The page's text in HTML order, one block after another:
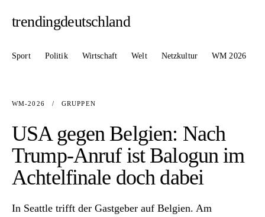
trendingdeutschland
Sport Politik Wirtschaft Welt Netzkultur WM 2026
WM-2026 / GRUPPEN
USA gegen Belgien: Nach
Trump-Anruf ist Balogun im
Achtelfinale doch dabei
In Seattle trifft der Gastgeber auf Belgien. Am